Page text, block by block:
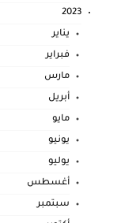
2023
يناير
فبراير
مارس
أبريل
مايو
يونيو
يوليو
أغسطس
سبتمبر